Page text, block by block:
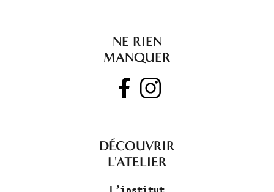
NE RIEN
MANQUER
DÉCOUVRIR
L'ATELIER
L’institut